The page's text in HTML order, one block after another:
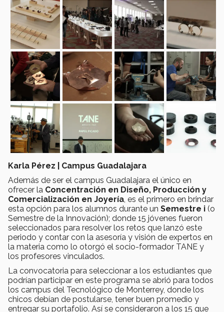
Karla Pérez | Campus Guadalajara
Además de ser el campus Guadalajara el único en
ofrecer la Concentración en Diseño, Producción y
Comercialización en Joyería , es el primero en brindar
esta opción para los alumnos durante un Semestre i (o
Semestre de la Innovación); donde 15 jóvenes fueron
seleccionados para resolver los retos que lanzó este
periodo y contar con la asesoría y visión de expertos en
la materia como lo otorgó el socio-formador TANE y
los profesores vinculados.
La convocatoria para seleccionar a los estudiantes que
podrían participar en este programa se abrió para todos
los campus del Tecnológico de Monterrey, donde los
chicos debían de postularse, tener buen promedio y
entregar su portafolio. Así se consideraron a los 15 que